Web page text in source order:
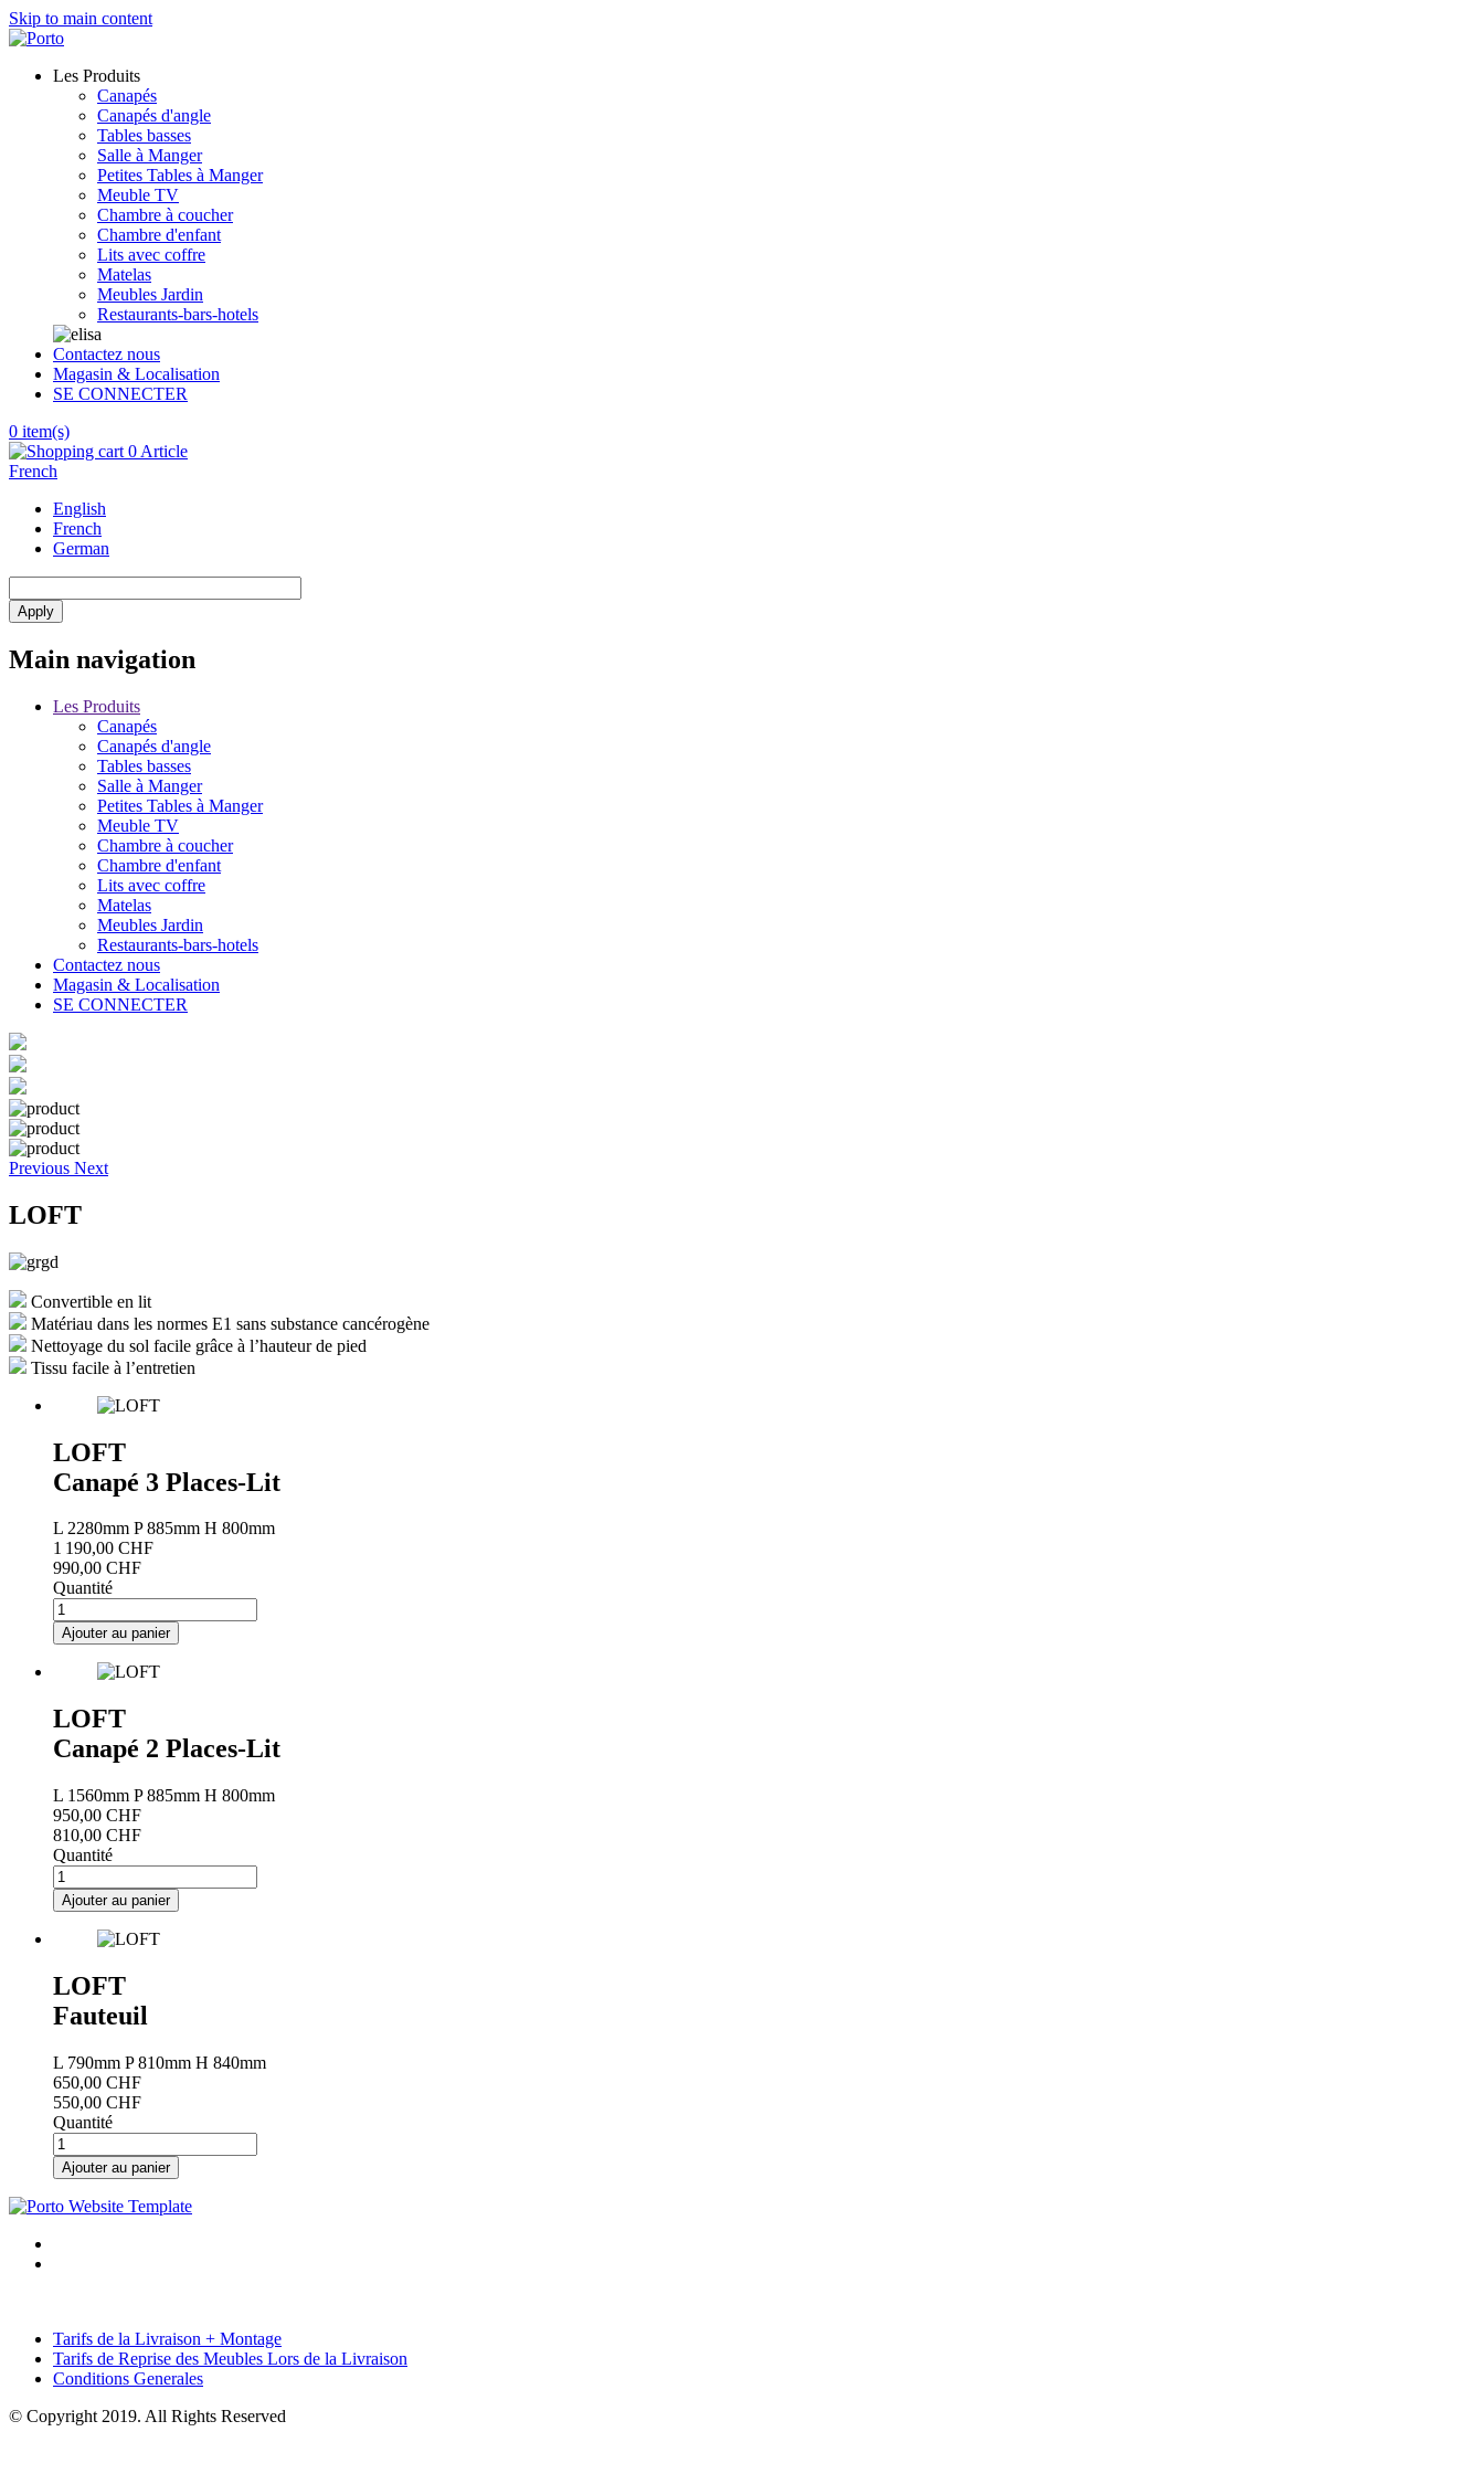
Skip to main content
Les Produits
Canapés
Canapés d'angle
Tables basses
Salle à Manger
Petites Tables à Manger
Meuble TV
Chambre à coucher
Chambre d'enfant
Lits avec coffre
Matelas
Meubles Jardin
Restaurants-bars-hotels
Contactez nous
Magasin & Localisation
SE CONNECTER
0 item(s)
0 Article
French
English
French
German
Main navigation
Les Produits
Canapés
Canapés d'angle
Tables basses
Salle à Manger
Petites Tables à Manger
Meuble TV
Chambre à coucher
Chambre d'enfant
Lits avec coffre
Matelas
Meubles Jardin
Restaurants-bars-hotels
Contactez nous
Magasin & Localisation
SE CONNECTER
Previous Next
LOFT
Convertible en lit
Matériau dans les normes E1 sans substance cancérogène
Nettoyage du sol facile grâce à l’hauteur de pied
Tissu facile à l’entretien
LOFT
Canapé 3 Places-Lit
L 2280mm P 885mm H 800mm
1 190,00 CHF
990,00 CHF
Quantité
LOFT
Canapé 2 Places-Lit
L 1560mm P 885mm H 800mm
950,00 CHF
810,00 CHF
Quantité
LOFT
Fauteuil
L 790mm P 810mm H 840mm
650,00 CHF
550,00 CHF
Quantité
Tarifs de la Livraison + Montage
Tarifs de Reprise des Meubles Lors de la Livraison
Conditions Generales
© Copyright 2019. All Rights Reserved